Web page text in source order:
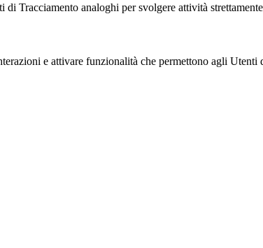
Tracciamento analoghi per svolgere attività
e attivare funzionalità che permettono agli Utenti